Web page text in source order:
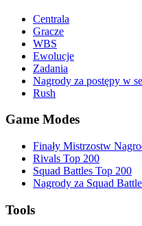
Centrala
Gracze
WBS
Ewolucje
Zadania
Nagrody za postępy w
Rush
Game Modes
Finały Mistrzostw
Rivals Top 200
Squad Battles Top 200
Nagrody za Squad
Tools